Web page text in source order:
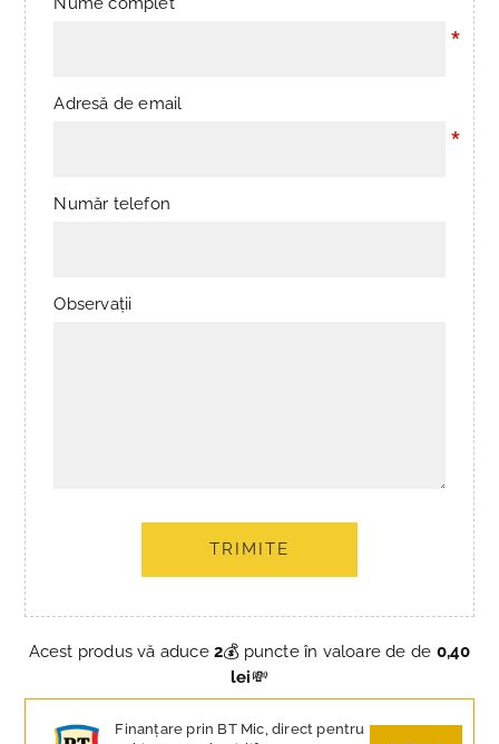
*
Adresă de email
*
Număr telefon
Observații
TRIMITE
Acest produs vă aduce2💰 puncte în valoare de de 0,40
lei💸
Finanțare prin BT Mic, direct pentru